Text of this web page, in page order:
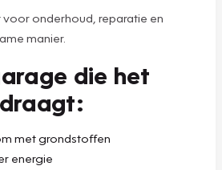
onderhoud, reparatie en
manier.
die het
met grondstoffen
energie